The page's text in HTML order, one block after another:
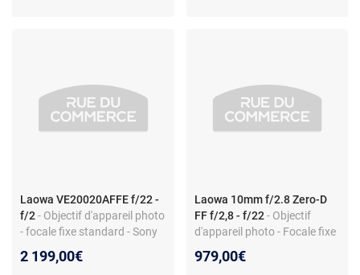
Laowa VE20020AFFE f/22 -
f/2- Objectif d'appareil photo
- focale fixe standard - Sony
2 199,00€
Laowa 10mm f/2.8 Zero-D
FF f/2,8 - f/22 - Objectif
d'appareil photo - Focale fixe
Monture Nikon Z - Autofocus
979,00€